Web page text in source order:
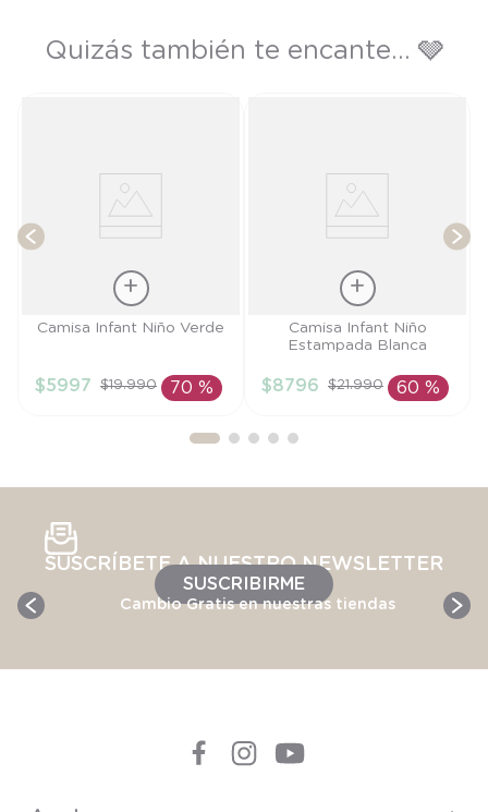
Quizás también te encante... 🩶
Talla
AÑADIR AL
Camisa Infant Niño Verde
$5997 $19.990 70 %
Talla
AÑADIR AL
Camisa Infant Niño
Estampada Blanca
$8796 $21.990 60 %
SUSCRÍBETE A NUESTRO NEWSLETTER
SUSCRIBIRME
Cambio Gratis en nuestras tiendas